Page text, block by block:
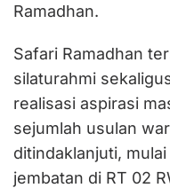
Ramadhan.
Safari Ramadhan
silaturahmi
realisasi aspirasi
sejumlah usulan
ditindaklanjuti,
jembatan di RT 02